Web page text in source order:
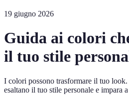
19 giugno 2026
Guida ai colori
il tuo stile
I colori possono trasformare il tuo
esaltano il tuo stile personale e impara